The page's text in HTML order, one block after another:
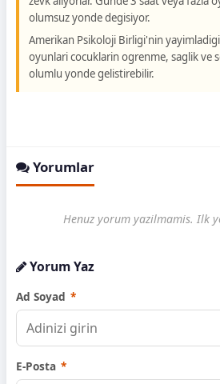
olumsuz yonde degisiyor.
Amerikan Psikoloji Birligi'nin
oyunlari cocuklarin ogrenme, saglik ve
olumlu yonde gelistirebilir.
Yorumlar
Henuz yorum yazilmamis. Ilk
Yorum Yaz
Ad Soyad *
E-Posta *